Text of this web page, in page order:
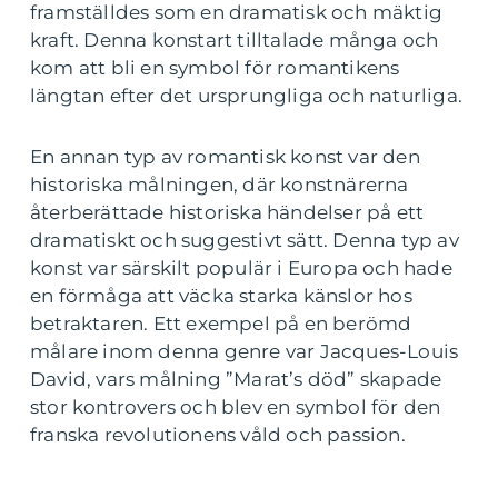
framställdes som en dramatisk och mäktig
kraft. Denna konstart tilltalade många och
kom att bli en symbol för romantikens
längtan efter det ursprungliga och naturliga.
En annan typ av romantisk konst var den
historiska målningen, där konstnärerna
återberättade historiska händelser på ett
dramatiskt och suggestivt sätt. Denna typ av
konst var särskilt populär i Europa och hade
en förmåga att väcka starka känslor hos
betraktaren. Ett exempel på en berömd
målare inom denna genre var Jacques-Louis
David, vars målning ”Marat’s död” skapade
stor kontrovers och blev en symbol för den
franska revolutionens våld och passion.